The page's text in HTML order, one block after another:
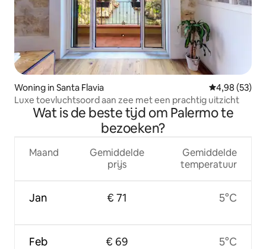
Woning in Santa Flavia Gemiddelde
4,98 (53)
Luxe toevluchtsoord aan zee met een prachtig uitzicht
Wat is de beste tijd om Palermo te
bezoeken?
Maand
Jan
Feb
Gemiddelde
prijs
€ 71
€ 69
Gemiddelde
temperatuur
5°C
5°C